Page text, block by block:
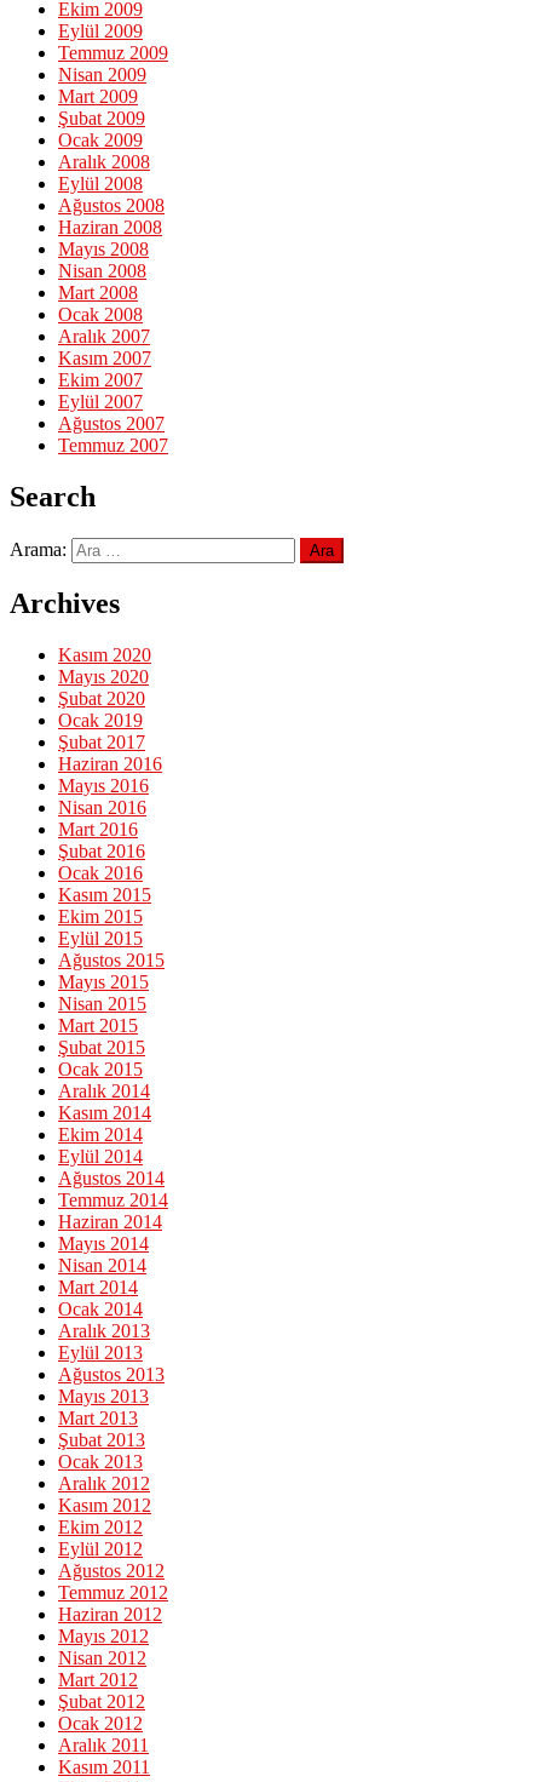
Ekim 2009
Eylül 2009
Temmuz 2009
Nisan 2009
Mart 2009
Şubat 2009
Ocak 2009
Aralık 2008
Eylül 2008
Ağustos 2008
Haziran 2008
Mayıs 2008
Nisan 2008
Mart 2008
Ocak 2008
Aralık 2007
Kasım 2007
Ekim 2007
Eylül 2007
Ağustos 2007
Temmuz 2007
Search
Arama:
Archives
Kasım 2020
Mayıs 2020
Şubat 2020
Ocak 2019
Şubat 2017
Haziran 2016
Mayıs 2016
Nisan 2016
Mart 2016
Şubat 2016
Ocak 2016
Kasım 2015
Ekim 2015
Eylül 2015
Ağustos 2015
Mayıs 2015
Nisan 2015
Mart 2015
Şubat 2015
Ocak 2015
Aralık 2014
Kasım 2014
Ekim 2014
Eylül 2014
Ağustos 2014
Temmuz 2014
Haziran 2014
Mayıs 2014
Nisan 2014
Mart 2014
Ocak 2014
Aralık 2013
Eylül 2013
Ağustos 2013
Mayıs 2013
Mart 2013
Şubat 2013
Ocak 2013
Aralık 2012
Kasım 2012
Ekim 2012
Eylül 2012
Ağustos 2012
Temmuz 2012
Haziran 2012
Mayıs 2012
Nisan 2012
Mart 2012
Şubat 2012
Ocak 2012
Aralık 2011
Kasım 2011